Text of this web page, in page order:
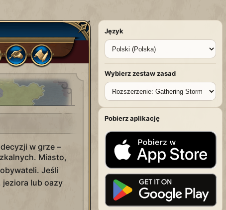
w grze –
Miasto,
obywateli. Jeśli
lub oazy
Język
Wybierz zestaw zasad
Pobierz aplikację